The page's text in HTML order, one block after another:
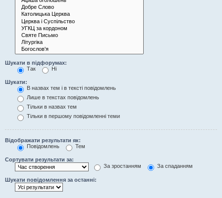
Шукати в підфорумах:
Так
Ні
Шукати:
В назвах тем і в тексті повідомлень
Лише в текстах повідомлень
Тільки в назвах тем
Тільки в першому повідомленні теми
Відображати результати як:
Повідомлень
Тем
Сортувати результати за:
За зростанням
За спаданням
Шукати повідомлення за останні: